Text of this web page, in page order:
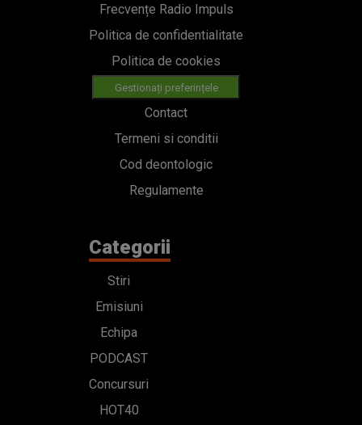
Frecvențe Radio Impuls
Politica de confidentialitate
Politica de cookies
Gestionați preferințele
Contact
Termeni si conditii
Cod deontologic
Regulamente
Categorii
Stiri
Emisiuni
Echipa
PODCAST
Concursuri
HOT40